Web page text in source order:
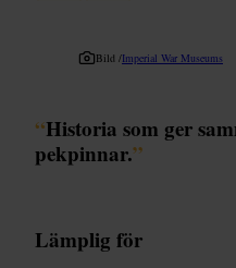
Bild /Imperial War Museums
“Historia som ger
pekpinnar.”
Lämplig för